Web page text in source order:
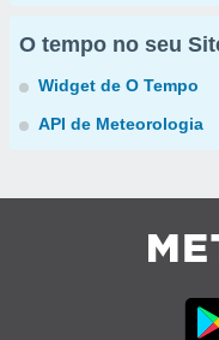
O tempo no seu
Widget de O Tempo
API de Meteorologia